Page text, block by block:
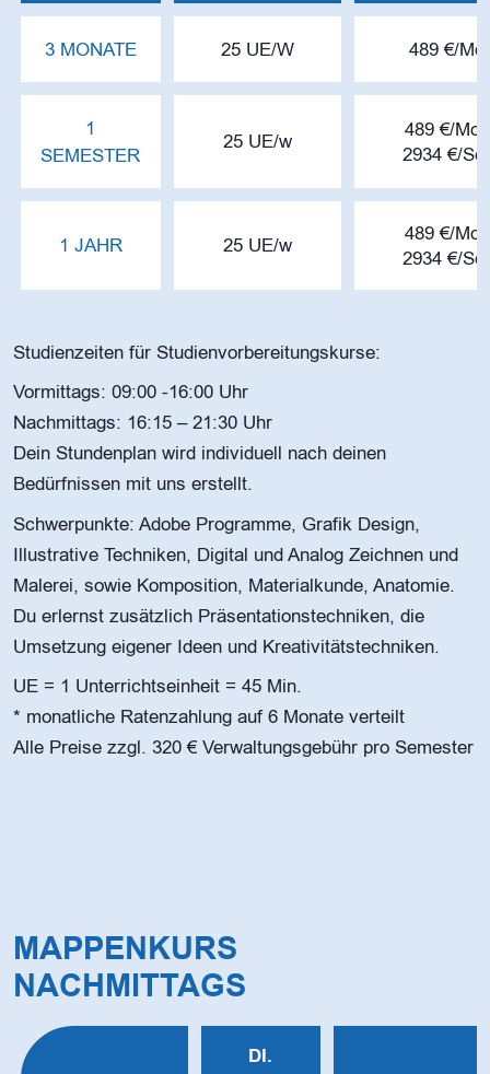
3 MONATE 25 UE/W 489 €/
1
SEMESTER
25 UE/w
489 €/
2934 €/
1 JAHR 25 UE/w
489 €/
2934 €/
Studienzeiten für Studienvorbereitungskurse:
Vormittags: 09:00 -16:00 Uhr
Nachmittags: 16:15 – 21:30 Uhr
Dein Stundenplan wird individuell nach deinen
Bedürfnissen mit uns erstellt.
Schwerpunkte: Adobe Programme, Grafik Design,
Illustrative Techniken, Digital und Analog Zeichnen und
Malerei, sowie Komposition, Materialkunde, Anatomie.
Du erlernst zusätzlich Präsentationstechniken, die
Umsetzung eigener Ideen und Kreativitätstechniken.
UE = 1 Unterrichtseinheit = 45 Min.
* monatliche Ratenzahlung auf 6 Monate verteilt
Alle Preise zzgl. 320 € Verwaltungsgebühr pro Semester
MAPPENKURS
NACHMITTAGS
DI.